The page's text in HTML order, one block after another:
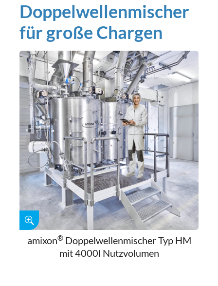
Doppelwellenmischer
für große Chargen
amixon®Doppelwellenmischer Typ HM
mit 4000l Nutzvolumen